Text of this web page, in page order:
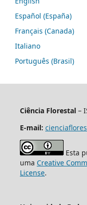
Español (España)
Français (Canada)
Italiano
Português (Brasil)
Ciência Florestal–
E-mail:
Esta
uma Creative
License.